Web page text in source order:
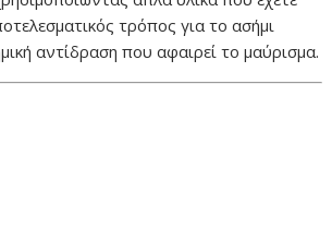
τρόπος για το ασήμι
αντίδραση που αφαιρεί το μαύρισμα.